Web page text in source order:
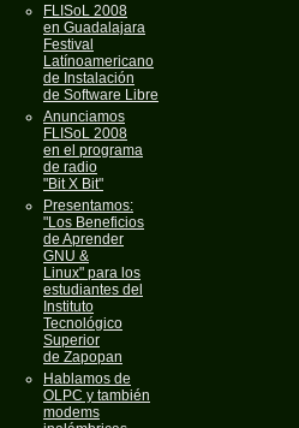
FLISoL 2008
en Guadalajara
Festival
Latínoamericano
de Instalación
de Software Libre
Anunciamos
FLISoL 2008
en el programa
de radio
"Bit X Bit"
Presentamos:
"Los Beneficios
de Aprender
GNU &
Linux" para los
estudiantes del
Instituto
Tecnológico
Superior
de Zapopan
Hablamos de
OLPC y también
modems